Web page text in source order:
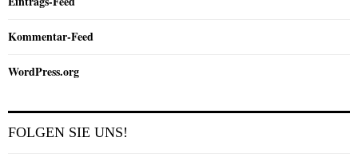
Kommentar-Feed
WordPress.org
FOLGEN SIE UNS!